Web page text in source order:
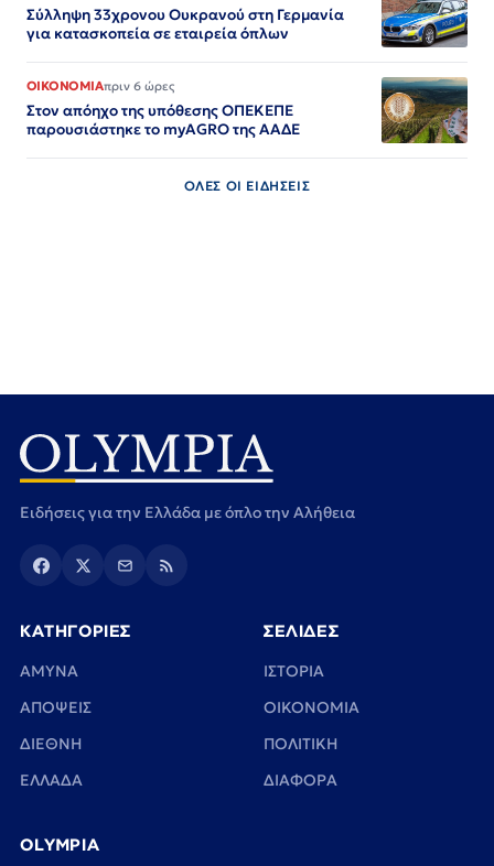
Σύλληψη 33χρονου Ουκρανού στη Γερμανία
για κατασκοπεία σε εταιρεία όπλων
ΟΙΚΟΝΟΜΙΑπριν 6 ώρες
Στον απόηχο της υπόθεσης ΟΠΕΚΕΠΕ
παρουσιάστηκε το myAGRO της ΑΑΔΕ
ΟΛΕΣ ΟΙ ΕΙΔΗΣΕΙΣ
Ειδήσεις για την Ελλάδα με όπλο την Αλήθεια
ΚΑΤΗΓΟΡΙΕΣ
ΑΜΥΝΑ
ΑΠΟΨΕΙΣ
ΔΙΕΘΝΗ
ΕΛΛΑΔΑ
ΣΕΛΙΔΕΣ
ΙΣΤΟΡΙΑ
ΟΙΚΟΝΟΜΙΑ
ΠΟΛΙΤΙΚΗ
ΔΙΑΦΟΡΑ
OLYMPIA